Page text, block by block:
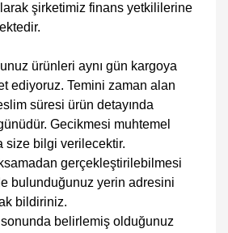
şirketimiz finans yetkililerine
ürünleri aynı gün kargoya
ediyoruz. Temini zaman alan
süresi ürün detayında
Gecikmesi muhtemel
size bilgi verilecektir.
gerçekleştirilebilmesi
bulunduğunuz yerin adresini
bildiriniz.
belirlemiş olduğunuz